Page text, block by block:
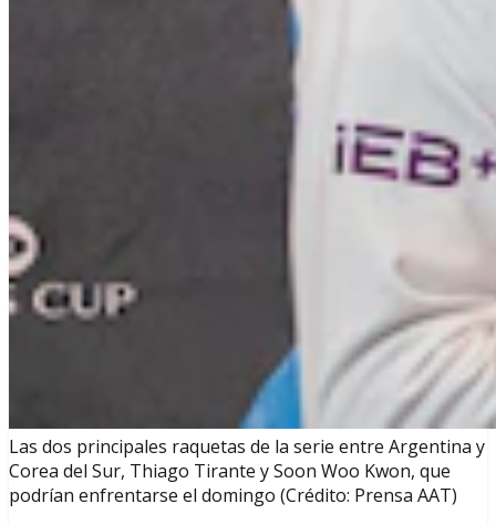
Las dos principales raquetas de la serie entre Argentina y
Corea del Sur, Thiago Tirante y Soon Woo Kwon, que
podrían enfrentarse el domingo (Crédito: Prensa AAT)